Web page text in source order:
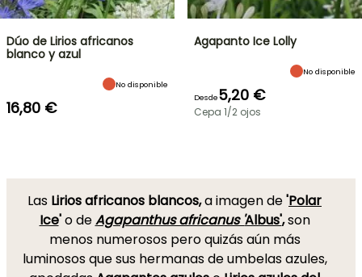
Dúo de Lirios africanos
blanco y azul
No disponible
16,80 €
Agapanto Ice Lolly
No disponible
Desde5,20 €
Cepa 1/2 ojos
Las Lirios africanos blancos,a imagen de'Polar
Ice'o deAgapanthus africanus ' Albus',son
menos numerosos pero quizás aún más
luminosos que sus hermanas de umbelas azules,